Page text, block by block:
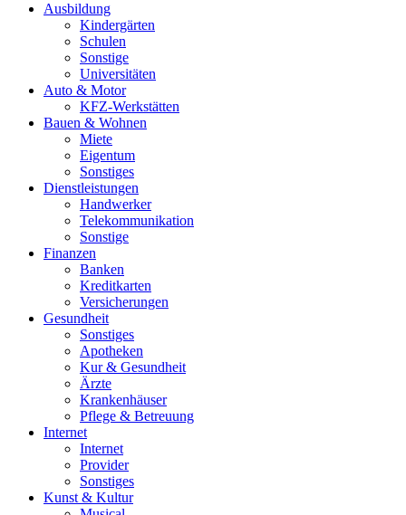
Ausbildung
Kindergärten
Schulen
Sonstige
Universitäten
Auto & Motor
KFZ-Werkstätten
Bauen & Wohnen
Miete
Eigentum
Sonstiges
Dienstleistungen
Handwerker
Telekommunikation
Sonstige
Finanzen
Banken
Kreditkarten
Versicherungen
Gesundheit
Sonstiges
Apotheken
Kur & Gesundheit
Ärzte
Krankenhäuser
Pflege & Betreuung
Internet
Internet
Provider
Sonstiges
Kunst & Kultur